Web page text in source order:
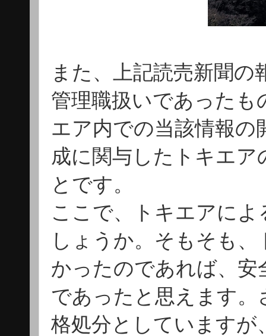
また、上記読売新聞
管理職扱いであったも
エア内での当該情報の
成に関与したトキエ
とです。
ここで、トキエアに
しょうか。そもそも
かったのであれば、安
であったと思えます
格処分としていますが